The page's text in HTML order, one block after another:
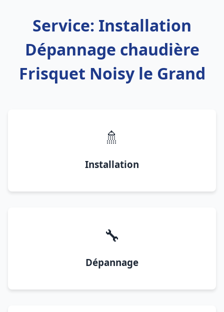
Service: Installation
Dépannage chaudière
Frisquet Noisy le Grand
🚿
Installation
🔧
Dépannage